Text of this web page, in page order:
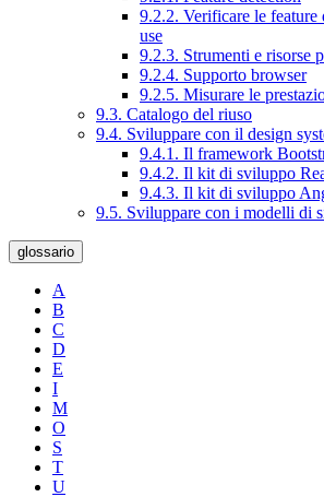
9.2.2. Verificare le
use
9.2.3. Strumenti e risorse
9.2.4. Supporto browser
9.2.5. Misurare le
9.3. Catalogo del riuso
9.4. Sviluppare con il design
9.4.1. Il framework
9.4.2. Il kit di sviluppo
9.4.3. Il kit di sviluppo
9.5. Sviluppare con i modelli di
glossario
A
B
C
D
E
I
M
O
S
T
U